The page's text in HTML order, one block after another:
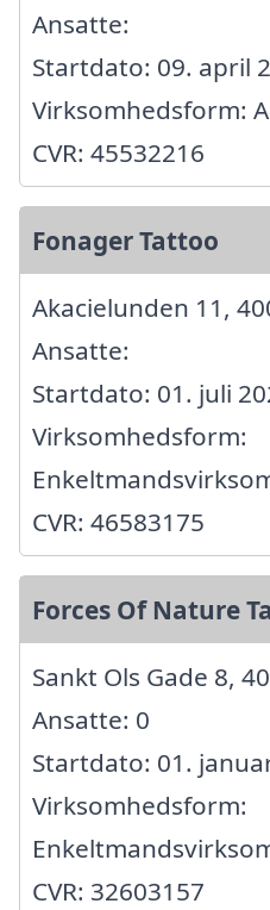
Ansatte:
Startdato: 09. april
Virksomhedsform:
CVR: 45532216
Fonager Tattoo
Akacielunden 11,
Ansatte:
Startdato: 01. juli
Virksomhedsform:
CVR: 46583175
Forces Of Nature
Sankt Ols Gade 8,
Ansatte: 0
Startdato: 01.
Virksomhedsform:
CVR: 32603157